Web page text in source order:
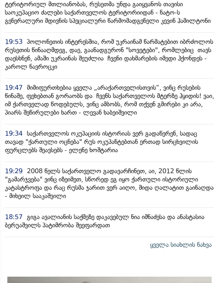
ტერიტორიულ მთლიანობას, რუსეთმა უნდა გაიყვანოს თავისი
საოკუპაციო ძალები საქართველოს ტერიტორიიდან - ნატო-ს
გენერალური მდივნის სპეციალური წარმომადგენელი კევინ ჰამილტონი
19:53 პოლონეთის ინტერესშია, რომ უკრაინამ წარმატებით იბრძოლოს
რუსეთის წინააღმდეგ, დაე, გაანადგურონ "სოვეტები", რომლებიც თავს
დაესხნენ, ამაში უკრაინას შეუძლია ჩვენი დახმარების იმედი ჰქონდეს -
კაროლ ნავროცკი
19:47 მიმიფურთხებია ყველა „არაქართველისთვის“, ვინც რუსების
წინაშე, ფეხებთან გორაობს და ჩვენს საქართველოს მტერზე ჰყიდის! ვაი,
იმ ქართველად წოდებულს, ვინც ამბობს, რომ თქვენ გმირები კი არა,
პიარს შეწირულები ხართ - ლევან ხაბეიშვილი
19:34 საქართველოს ოკუპაციის ისტორიას ვერ გადაწერენ, სადაც
თავად "ქართული ოცნება" რუს ოკუპანტებთან ერთად სირცხვილის
ფურცლებს შეავსებს - ელენე ხოშტარია
19:29
2008 წელს საქართველო გადავარჩინეთ, აი, 2012 წლის
"გამარჯვება" ვინც იზეიმეთ, სწორედ ეგ იყო ქართული ისტორიული
კატასტროფა და რაც რუსმა ჯარით ვერ აიღო, შიდა ღალატით გაინაღდა
- მიხეილ სააკაშვილი
18:57 გიგა ავალიანის საქმეზე დაკავებულ ნია იმნაძესა და ანასტასია
ბერუაშვილს პატიმრობა შეეფარდათ
ყველა სიახლის ნახვა